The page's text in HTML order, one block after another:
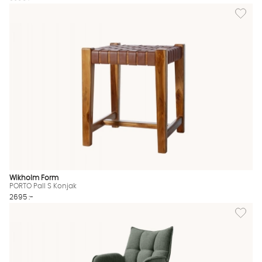
Lägg
Wikholm Form
PORTO Pall S Konjak
2695 :-
Lägg